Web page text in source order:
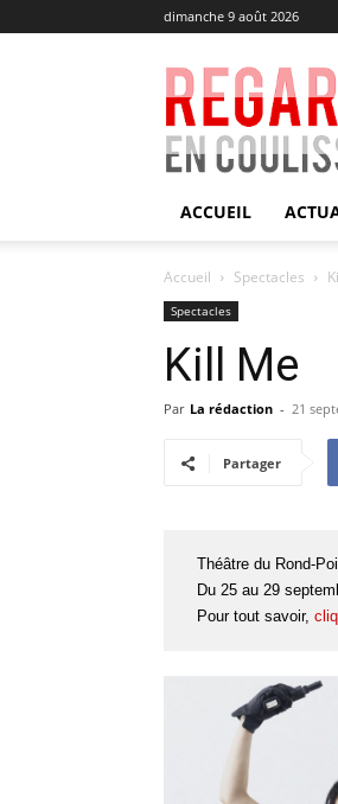
dimanche 9 août 2026
ACCUEIL
Accueil Spectacles
Spectacles
Kill Me
Par La rédaction - 21
Partager
Théâtre du Rond-
Du 25 au 29
Pour tout savoir,